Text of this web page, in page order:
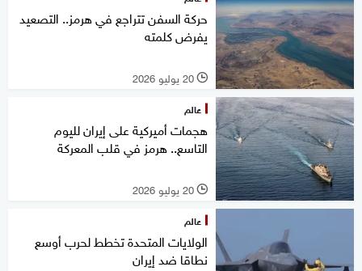
حركة السفن تتراجع في هرمز.. التصعيد
يفرض كلمته
l 20 يوليو 2026
عالم
هجمات أميركية على إيران لليوم
التاسع.. هرمز في قلب المعركة
l 20 يوليو 2026
عالم
الولايات المتحدة تخطط لحرب أوسع
نطاقا ضد إيران